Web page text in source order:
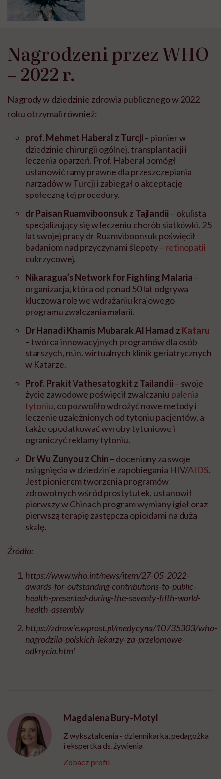
Nagrodzeni przez WHO
– 2022 r.
Nagrody w dziedzinie zdrowia publicznego w 2022
roku otrzymali również:
prof. Mehmet Haberal z Turcji – pionier w
dziedzinie chirurgii ogólnej, transplantacji i
leczenia oparzeń. Prof. Haberal pomógł
ustanowić ramy prawne dla przeszczepiania
narządów w Turcji i zabiegał o akceptację
społeczną tej procedury.
dr Paisan Ruamviboonsuk z Tajlandii – okulista
specjalizujący się w leczeniu chorób siatkówki. 25
lat swojej pracy dr Ruamviboonsuk poświęcił
badaniom nad przyczynami ślepoty – retinopatii
cukrzycowej.
Nikaragua’s Network for Fighting Malaria –
organizacja, która od ponad 50 lat odgrywa
kluczową rolę we wdrażaniu krajowego
programu zwalczania malarii.
Dr Hanadi Khamis Mubarak Al Hamad z Kataru
– twórca innowacyjnych programów dla osób
starszych, m.in. wirtualnych klinik geriatrycznych
w Katarze.
Prof. Prakit Vathesatogkit z Tailandii – swoje
życie zawodowe poświęcił zwalczaniu palenia
tytoniu, co pozwoliło wdrożyć nowe metody i
leczenie uzależnionych od tytoniu pacjentów, a
także opodatkować wyroby tytoniowe i
ograniczyć reklamy tytoniu.
Dr Wu Zunyou z Chin – doceniony za swoje
osiągnięcia w dziedzinie zapobiegania HIV/AIDS.
Jest pionierem tworzenia programów
zdrowotnych wśród prostytutek, ustanowił
pierwszy w Chinach program wymiany igieł oraz
pierwszą terapię zastępczą opioidami na dużą
skalę.
Źródło:
https://www.who.int/news/item/27-05-2022-
awards-for-outstanding-contributions-to-public-
health-presented-during-the-seventy-fifth-world-
health-assembly
https://zdrowie.wprost.pl/medycyna/10735303/who-
nagrodzila-polskich-lekarzy-za-przelomowe-
odkrycia.html
Magdalena Bury-Motyl
Z wykształcenia - dziennikarka, pedagożka
i ekspertka ds. żywienia
Zobacz profil